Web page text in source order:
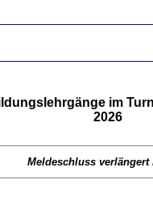
im
2026
Meldeschluss verlängert